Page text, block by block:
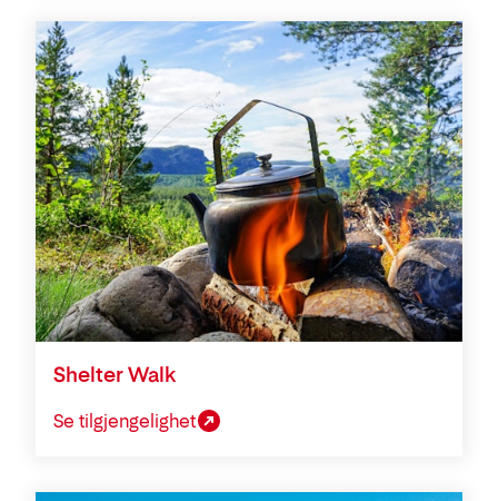
Shelter Walk
Se tilgjengelighet